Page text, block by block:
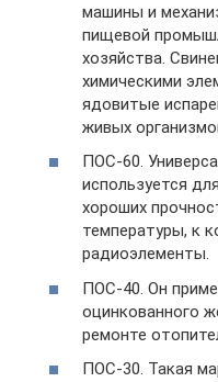
машины и
пищевой
хозяйства.
химическими
ядовитые
живых
ПОС-60.
используется
хороших
температуры, к
радиоэлементы.
ПОС-40. Он
оцинкованного
ремонте
ПОС-30. Такая